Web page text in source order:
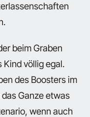
beim Graben
völlig egal.
des Boosters im
Ganze etwas
wenn auch